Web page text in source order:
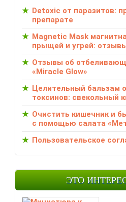
Detoxic от паразитов:
препарате
Magnetic Mask
прыщей и угрей:
Отзывы об
«Miracle Glow»
Целительный бальзам
токсинов: свекольный
Очистить кишечник и
с помощью салата
Пользовательское
ЭТО